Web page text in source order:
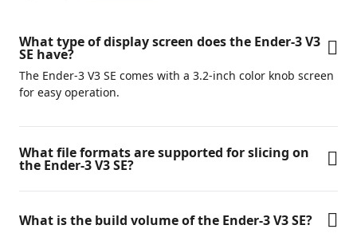
What type of display screen does the Ender-3 V3
SE have?
The Ender-3 V3 SE comes with a 3.2-inch color knob screen
for easy operation.
What file formats are supported for slicing on
the Ender-3 V3 SE?
What is the build volume of the Ender-3 V3 SE?